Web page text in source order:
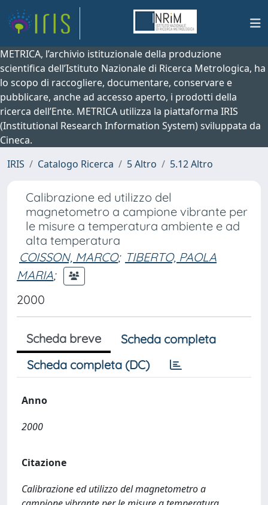
METRICA, l’archivio istituzionale della produzione
scientifica dell’Istituto Nazionale di Ricerca Metrologica, ha
lo scopo di raccogliere, documentare, conservare e
pubblicare, anche ad accesso aperto, i prodotti della
ricerca dell’Ente. METRICA utilizza la piattaforma IRIS
(Institutional Research Information System) sviluppata da
Cineca.
IRIS
Catalogo Ricerca 5 Altro 5.12 Altro
Calibrazione ed utilizzo del
magnetometro a campione vibrante per
le misure a temperatura ambiente e ad
alta temperatura
COISSON, MARCO; TIBERTO, PAOLA
MARIA;
2000
Scheda breve
Scheda completa
Scheda completa (DC)
Anno
2000
Citazione
Calibrazione ed utilizzo del magnetometro a